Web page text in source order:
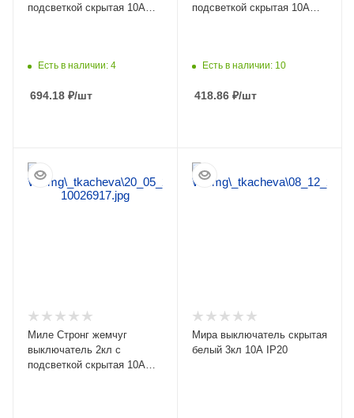
подсветкой скрытая 10А
Есть в наличии: 4
694.18 ₽/шт
подсветкой скрытая 10А
Есть в наличии: 10
418.86 ₽/шт
Миле Стронг жемчуг
выключатель 2кл с
подсветкой скрытая 10А
Мира выключатель скрытая
белый 3кл 10А IP20